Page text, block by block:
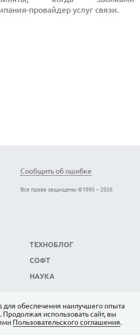
провайдер услуг связи.
Сообщить об ошибке
Все права защищены ©1995 – 2026
ТЕХНОБЛОГ
СОФТ
НАУКА
обеспечения наилучшего опыта
использовать сайт, вы
Пользовательского соглашения.